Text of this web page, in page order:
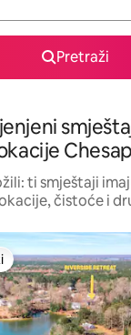
Pretraži
ti smještaji
čistoće i
s oznakom